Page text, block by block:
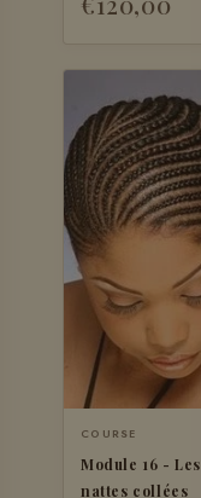
COURSE
Module 16 - Les
nattes collées